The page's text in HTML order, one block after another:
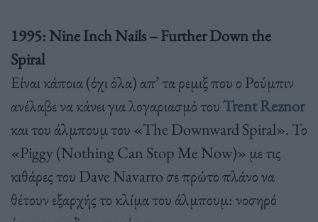
1995: Nine Inch Nails – Further Down the
Spiral
Είναι κάποια (όχι όλα) απ’ τα ρεμιξ που ο Ρούμπιν
ανέλαβε να κάνει για λογαριασμό του Trent Reznor
και του άλμπουμ του «The Downward Spiral». Το
«Piggy (Nothing Can Stop Me Now)» με τις
κιθάρες του Dave Navarro σε πρώτο πλάνο να
θέτουν εξαρχής το κλίμα του άλμπουμ: νοσηρό